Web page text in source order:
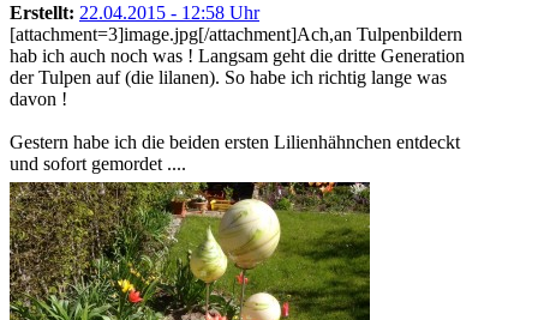
Erstellt: 22.04.2015 - 12:58 Uhr
[attachment=3]image.jpg[/attachment]Ach,an Tulpenbildern
hab ich auch noch was ! Langsam geht die dritte Generation
der Tulpen auf (die lilanen). So habe ich richtig lange was
davon !
Gestern habe ich die beiden ersten Lilienhähnchen entdeckt
und sofort gemordet ....